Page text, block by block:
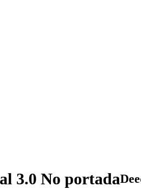
3.0 No portada